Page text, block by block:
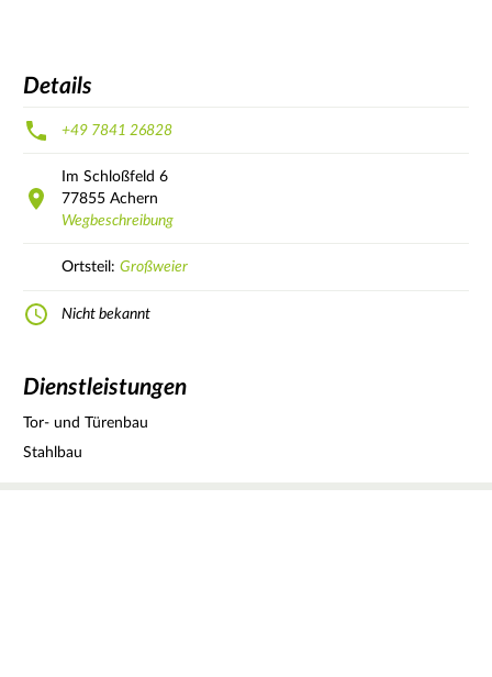
Details
+49 7841 26828
Im Schloßfeld 6
77855 Achern
Wegbeschreibung
Ortsteil: Großweier
Nicht bekannt
Dienstleistungen
Tor- und Türenbau
Stahlbau